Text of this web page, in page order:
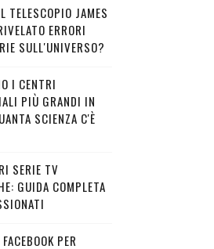
TELESCOPIO JAMES
ERRORI
SULL'UNIVERSO?
I CENTRI
PIÙ GRANDI IN
SCIENZA C'È
SERIE TV
GUIDA COMPLETA
PER